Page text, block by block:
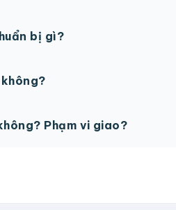
bị gì?
Phạm vi giao?